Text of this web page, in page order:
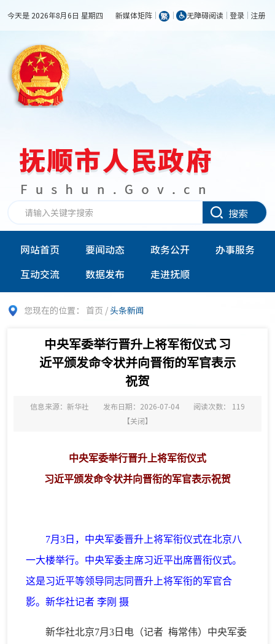
今天是 2026年8月6日 星期四 新媒体矩阵 无障碍阅读 登录 注册
搜索
网站首页 要闻动态 政务公开
办事服务
互动交流
数据发布 走进抚顺
您现在的位置： 首页 /头条新闻
中央军委举行晋升上将军衔仪式 习
近平颁发命令状并向晋衔的军官表示
祝贺
信息来源：新华社 发布日期：2026-07-04 阅读次数： 119
【关闭】
中央军委举行晋升上将军衔仪式
习近平颁发命令状并向晋衔的军官表示祝贺
7月3日，中央军委晋升上将军衔仪式在北京八
一大楼举行。中央军委主席习近平出席晋衔仪式。
这是习近平等领导同志同晋升上将军衔的军官合
影。新华社记者 李刚 摄
新华社北京7月3日电（记者 梅常伟）中央军委